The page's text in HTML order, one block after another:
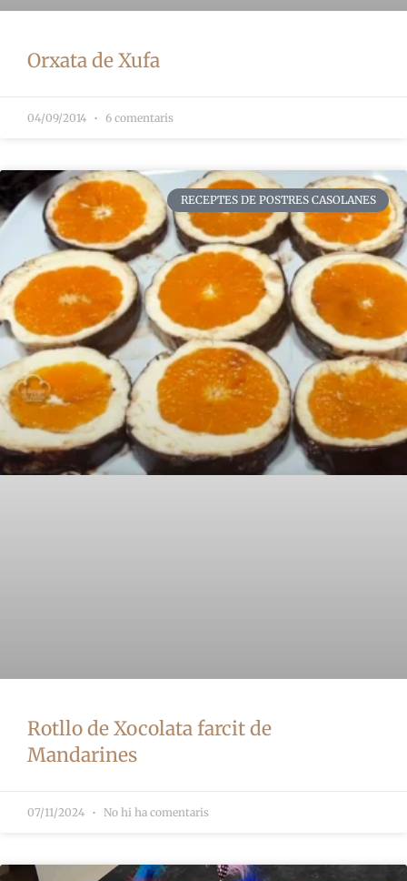
Orxata de Xufa
04/09/2014 6 comentaris
RECEPTES DE POSTRES CASOLANES
Rotllo de Xocolata farcit de
Mandarines
07/11/2024 No hi ha comentaris